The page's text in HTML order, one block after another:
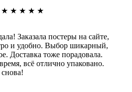
★ ★ ★ ★ ★
Заказала постеры на сайте,
и удобно. Выбор шикарный,
Доставка тоже порадовала.
всё отлично упаковано.